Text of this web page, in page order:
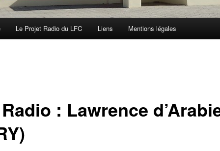
Le Projet Radio du LFC Liens Mentions légales
: Lawrence